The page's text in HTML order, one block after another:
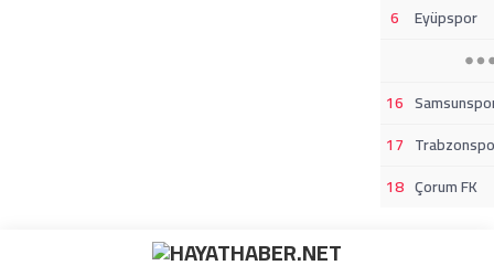
6 Eyüpspor
16
17
18 Çorum FK